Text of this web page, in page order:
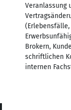
Veranlassung
(Erlebensfälle,
Brokern,
schriftlichen
internen